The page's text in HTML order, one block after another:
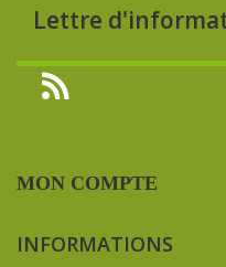
Lettre
MON COMPTE
INFORMATIONS